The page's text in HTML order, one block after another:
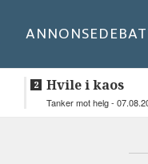
ANNONSE
Hvile i kaos
Tanker mot helg -